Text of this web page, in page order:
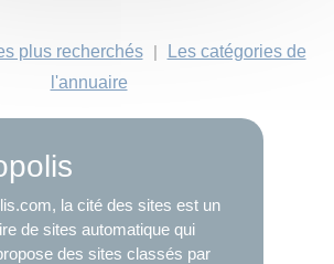
plus recherchés |
Les catégories de
l'annuaire
la cité des sites est un
de sites automatique qui
des sites classés par